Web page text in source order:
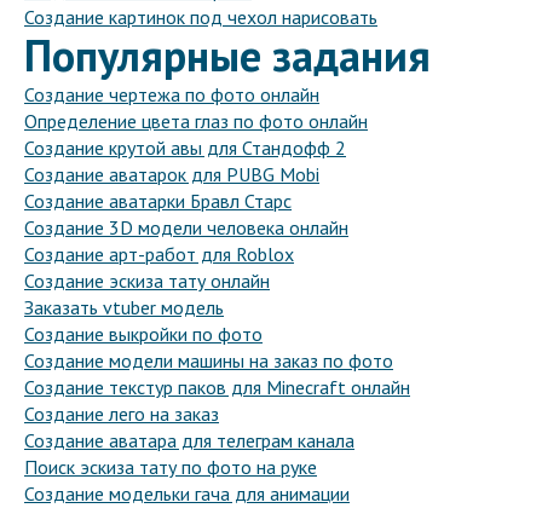
Создание картинок под чехол нарисовать
Популярные задания
Создание чертежа по фото онлайн
Определение цвета глаз по фото онлайн
Создание крутой авы для Стандофф 2
Создание аватарок для PUBG Mobi
Создание аватарки Бравл Старс
Создание 3D модели человека онлайн
Создание арт-работ для Roblox
Создание эскиза тату онлайн
Заказать vtuber модель
Создание выкройки по фото
Создание модели машины на заказ по фото
Создание текстур паков для Minecraft онлайн
Создание лего на заказ
Создание аватара для телеграм канала
Поиск эскиза тату по фото на руке
Создание модельки гача для анимации